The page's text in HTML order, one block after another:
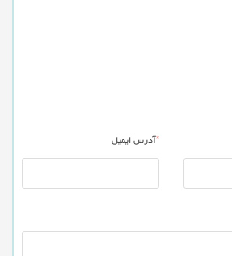
*آدرس ایمیل